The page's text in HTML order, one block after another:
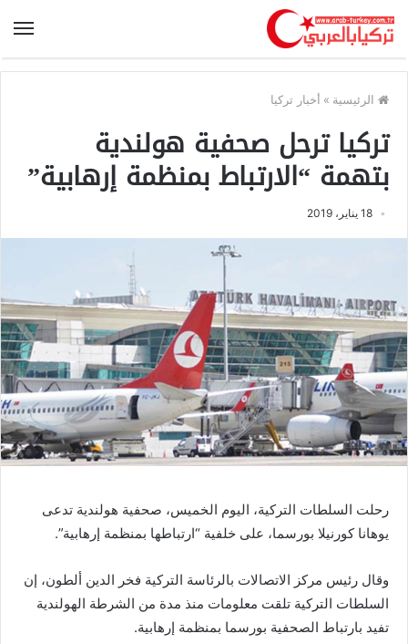
الرئيسية » أخبار تركيا
تركيا ترحل صحفية هولندية
بتهمة “الارتباط بمنظمة إرهابية”
18 يناير، 2019
رحلت السلطات التركية، اليوم الخميس، صحفية هولندية تدعى
يوهانا كورنيلا بورسما، على خلفية “ارتباطها بمنظمة إرهابية”.
وقال رئيس مركز الاتصالات بالرئاسة التركية فخر الدين ألطون، إن
السلطات التركية تلقت معلومات منذ مدة من الشرطة الهولندية
تفيد بارتباط الصحفية بورسما بمنظمة إرهابية.